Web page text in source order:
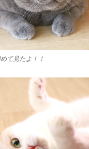
て見たよ！！